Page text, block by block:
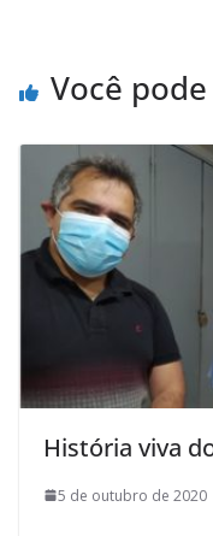
Você
História viva
5 de outubro de 2020